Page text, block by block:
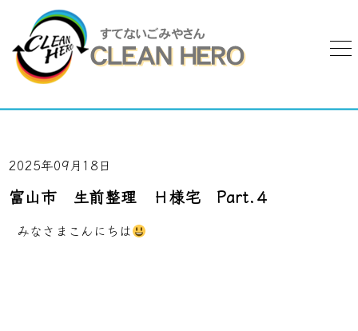
2025年09月18日
富山市 生前整理 Ｈ様宅 Part.４
みなさまこんにちは